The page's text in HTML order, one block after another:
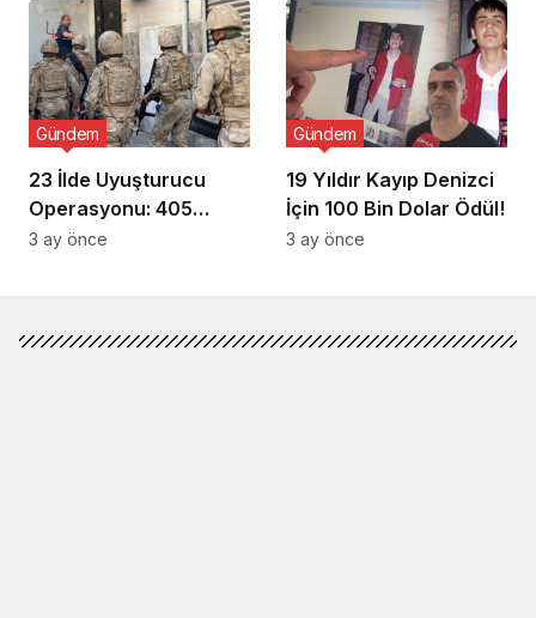
23 İlde Uyuşturucu
Operasyonu: 405
Gözaltı!
Gündem
3 ay önce
19 Yıldır Kayıp Denizci
İçin 100 Bin Dolar Ödül!
Gündem
3 ay önce